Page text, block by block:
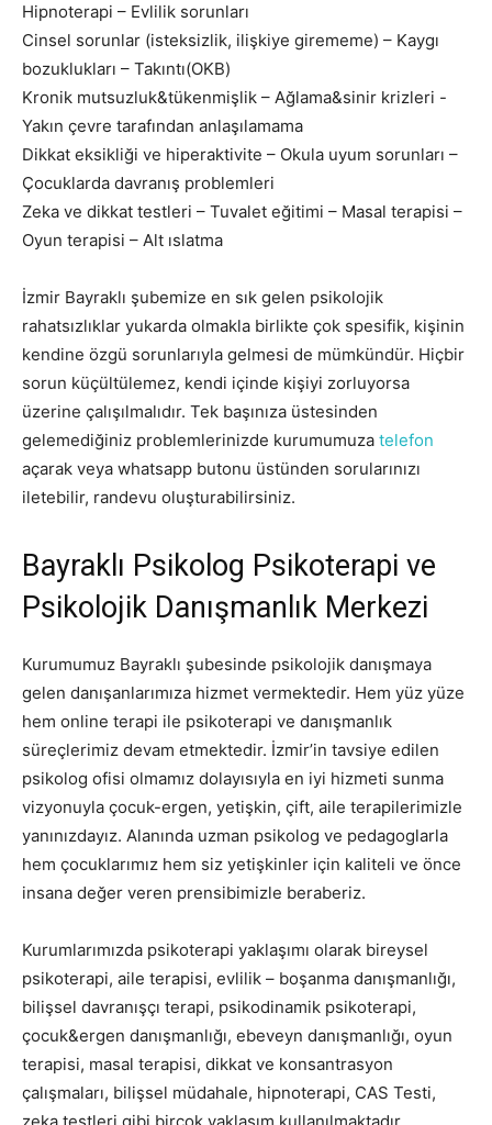
Hipnoterapi – Evlilik sorunları
Cinsel sorunlar (isteksizlik, ilişkiye girememe) – Kaygı
bozuklukları – Takıntı(OKB)
Kronik mutsuzluk&tükenmişlik – Ağlama&sinir krizleri -
Yakın çevre tarafından anlaşılamama
Dikkat eksikliği ve hiperaktivite – Okula uyum sorunları –
Çocuklarda davranış problemleri
Zeka ve dikkat testleri – Tuvalet eğitimi – Masal terapisi –
Oyun terapisi – Alt ıslatma
İzmir Bayraklı şubemize en sık gelen psikolojik
rahatsızlıklar yukarda olmakla birlikte çok spesifik, kişinin
kendine özgü sorunlarıyla gelmesi de mümkündür. Hiçbir
sorun küçültülemez, kendi içinde kişiyi zorluyorsa
üzerine çalışılmalıdır. Tek başınıza üstesinden
gelemediğiniz problemlerinizde kurumumuza telefon
açarak veya whatsapp butonu üstünden sorularınızı
iletebilir, randevu oluşturabilirsiniz.
Bayraklı Psikolog Psikoterapi ve
Psikolojik Danışmanlık Merkezi
Kurumumuz Bayraklı şubesinde psikolojik danışmaya
gelen danışanlarımıza hizmet vermektedir. Hem yüz yüze
hem online terapi ile psikoterapi ve danışmanlık
süreçlerimiz devam etmektedir. İzmir’in tavsiye edilen
psikolog ofisi olmamız dolayısıyla en iyi hizmeti sunma
vizyonuyla çocuk-ergen, yetişkin, çift, aile terapilerimizle
yanınızdayız. Alanında uzman psikolog ve pedagoglarla
hem çocuklarımız hem siz yetişkinler için kaliteli ve önce
insana değer veren prensibimizle beraberiz.
Kurumlarımızda psikoterapi yaklaşımı olarak bireysel
psikoterapi, aile terapisi, evlilik – boşanma danışmanlığı,
bilişsel davranışçı terapi, psikodinamik psikoterapi,
çocuk&ergen danışmanlığı, ebeveyn danışmanlığı, oyun
terapisi, masal terapisi, dikkat ve konsantrasyon
çalışmaları, bilişsel müdahale, hipnoterapi, CAS Testi,